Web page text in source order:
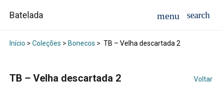
Batelada
Início > Coleções > Bonecos > TB – Velha descartada 2
TB – Velha descartada 2 Voltar